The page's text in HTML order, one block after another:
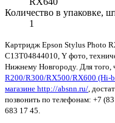
Количество в упаковке,
1
Картридж Epson Stylus Photo
C13T04844010, Y фото,
Нижнему Новгороду. Для того,
R200/R300/RX500/RX600 (Hi-
магазине http://absnn.ru/ ,
позвонить по телефонам: +7
683 17 45.